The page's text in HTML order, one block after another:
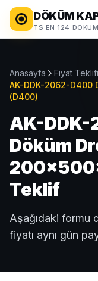
DÖKÜM
TS EN 124
Anasayfa
Fiyat
AK-DDK-2062-D400
(D400)
AK-
Döküm
Teklif
Aşağıdaki formu
fiyatı aynı gün